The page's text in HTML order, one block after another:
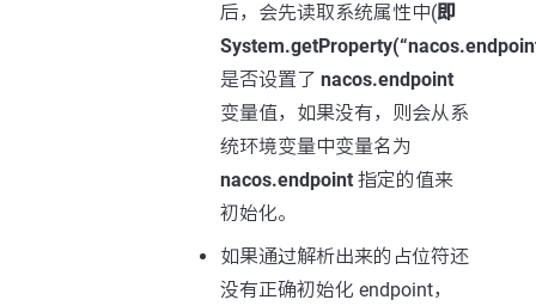
后，会先读取系统属性中(即
是否设置了 nacos.endpoint
变量值，如果没有，则会从系
统环境变量中变量名为
nacos.endpoint 指定的值来
初始化。
如果通过解析出来的占位符还
没有正确初始化 endpoint，